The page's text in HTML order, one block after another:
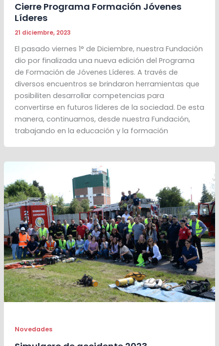
Cierre Programa Formación Jóvenes
Líderes
21 diciembre, 2023
El pasado viernes 1° de Diciembre, nuestra Fundación
dio por finalizada una nueva edición del Programa
de Formación de Jóvenes Líderes. A través de
diversos encuentros se brindaron herramientas que
posibiliten desarrollar competencias para
convertirse en futuros líderes de la sociedad. De esta
manera, continuamos, desde nuestra Fundación,
trabajando en la educación y la formación
Novedades